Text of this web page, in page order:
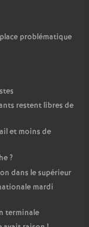
problématique
restent libres de
et moins de
?
dans le supérieur
mardi
terminale